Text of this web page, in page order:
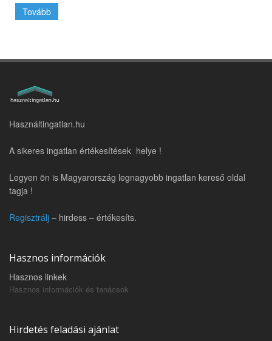
Tovább
Használtingatlan.hu
A sikeres ingatlan értékesítések helye !
Legyen ön is Magyarország legnagyobb ingatlan kereső oldal
tagja !
Regisztrálj – hirdess – értékesíts.
Hasznos információk
Hasznos linkek
Hasznos információk és tanácsok
Hirdetés feladási ajánlat